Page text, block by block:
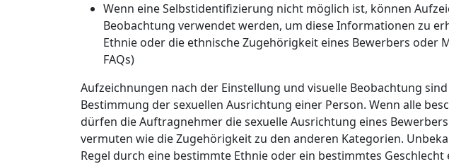
Wenn eine Selbstidentifizierung nicht möglich ist, können
Beobachtung verwendet werden, um diese Informationen zu
Ethnie oder die ethnische Zugehörigkeit eines Bewerbers oder
FAQs)
Aufzeichnungen nach der Einstellung und visuelle Beobachtung
Bestimmung der sexuellen Ausrichtung einer Person. Wenn alle
dürfen die Auftragnehmer die sexuelle Ausrichtung eines
vermuten wie die Zugehörigkeit zu den anderen Kategorien.
Regel durch eine bestimmte Ethnie oder ein bestimmtes Geschlecht